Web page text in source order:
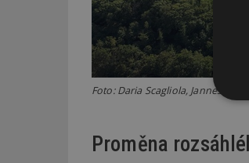
Foto: Daria Scagliola, Jannes
Proměna